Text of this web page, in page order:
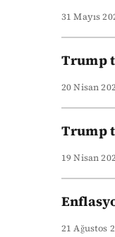
31 Mayıs
Trump
20 Nisan
Trump
19 Nisan
21 Ağustos